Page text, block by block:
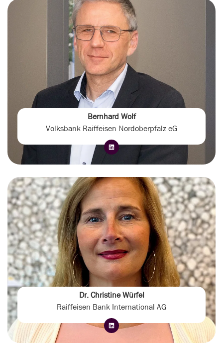
Bernhard Wolf
Volksbank Raiffeisen Nordoberpfalz eG
Dr. Christine Würfel
Raiffeisen Bank International AG